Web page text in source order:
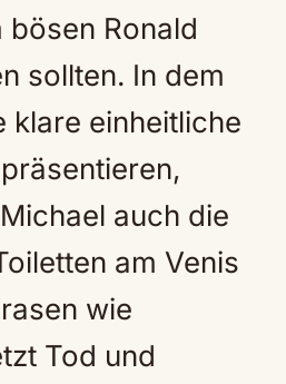
Ronald
sollten. In dem
klare einheitliche
auch die
am Venis
wie
Tod und